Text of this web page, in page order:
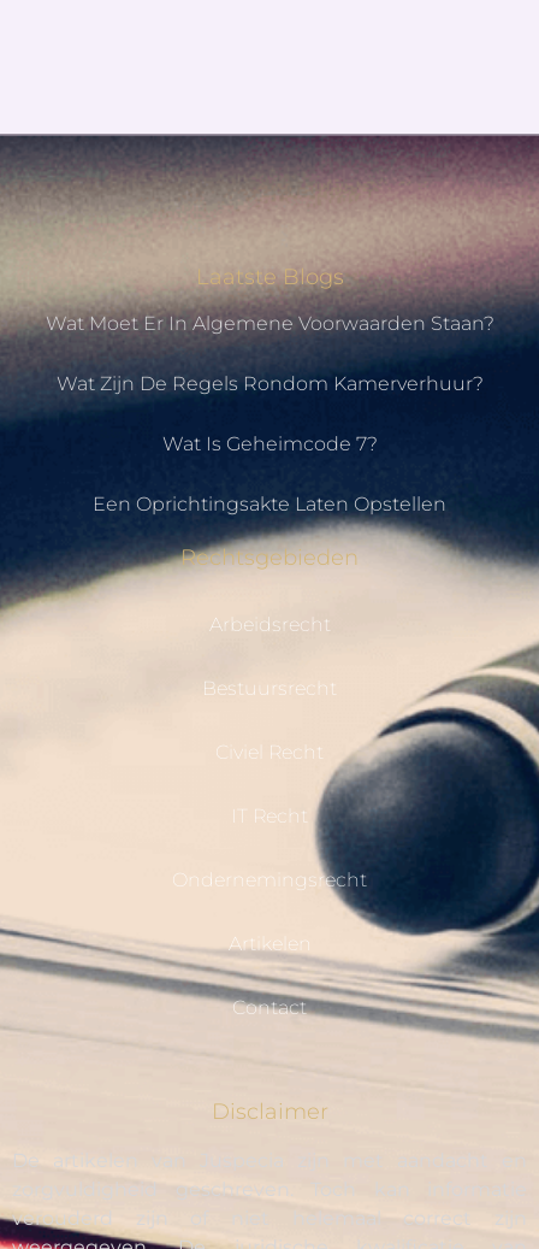
Laatste Blogs
Wat Moet Er In Algemene Voorwaarden Staan?
Wat Zijn De Regels Rondom Kamerverhuur?
Wat Is Geheimcode 7?
Een Oprichtingsakte Laten Opstellen
Rechtsgebieden
Arbeidsrecht
Bestuursrecht
Civiel Recht
IT Recht
Ondernemingsrecht
Artikelen
Contact
Disclaimer
De artikelen van Juspecia zijn met aandacht en
zorgvuldigheid geschreven. Toch kan informatie
verouderd zijn of niet helemaal correct zijn